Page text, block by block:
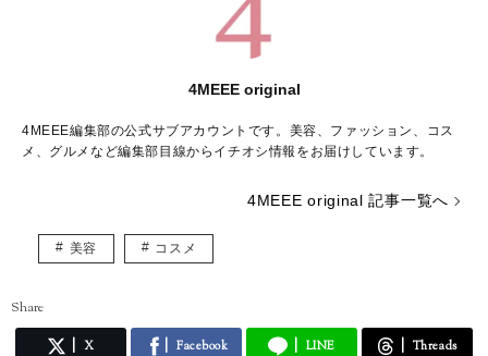
4MEEE original
4MEEE編集部の公式サブアカウントです。美容、ファッション、コス
メ、グルメなど編集部目線からイチオシ情報をお届けしています。
4MEEE original 記事一覧へ
美容 コスメ
Share
X Facebook LINE Threads